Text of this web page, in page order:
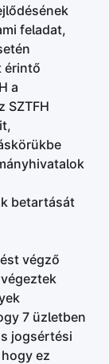
feladat,
érintő
a
SZTFH
betartását
végző
7 üzletben
jogsértési
ez